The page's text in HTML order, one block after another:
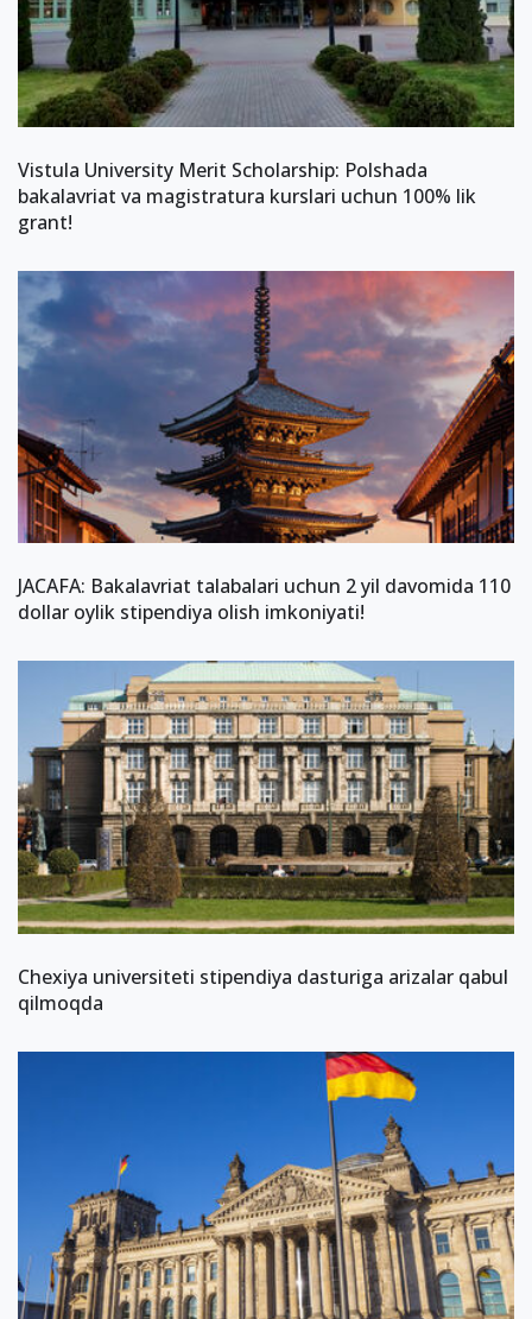
Vistula University Merit Scholarship: Polshada
bakalavriat va magistratura kurslari uchun 100% lik
grant!
JACAFA: Bakalavriat talabalari uchun 2 yil davomida 110
dollar oylik stipendiya olish imkoniyati!
Chexiya universiteti stipendiya dasturiga arizalar qabul
qilmoqda